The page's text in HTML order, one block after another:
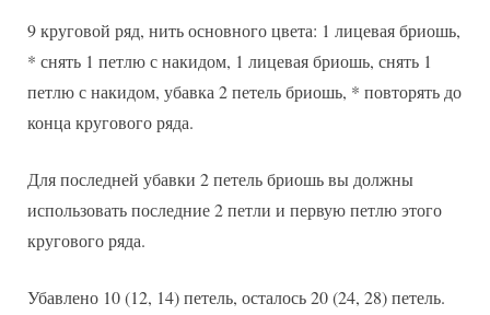
9 круговой ряд, нить основного цвета: 1 лицевая бриошь,
* снять 1 петлю с накидом, 1 лицевая бриошь, снять 1
петлю с накидом, убавка 2 петель бриошь, * повторять до
конца кругового ряда.
Для последней убавки 2 петель бриошь вы должны
использовать последние 2 петли и первую петлю этого
кругового ряда.
Убавлено 10 (12, 14) петель, осталось 20 (24, 28) петель.